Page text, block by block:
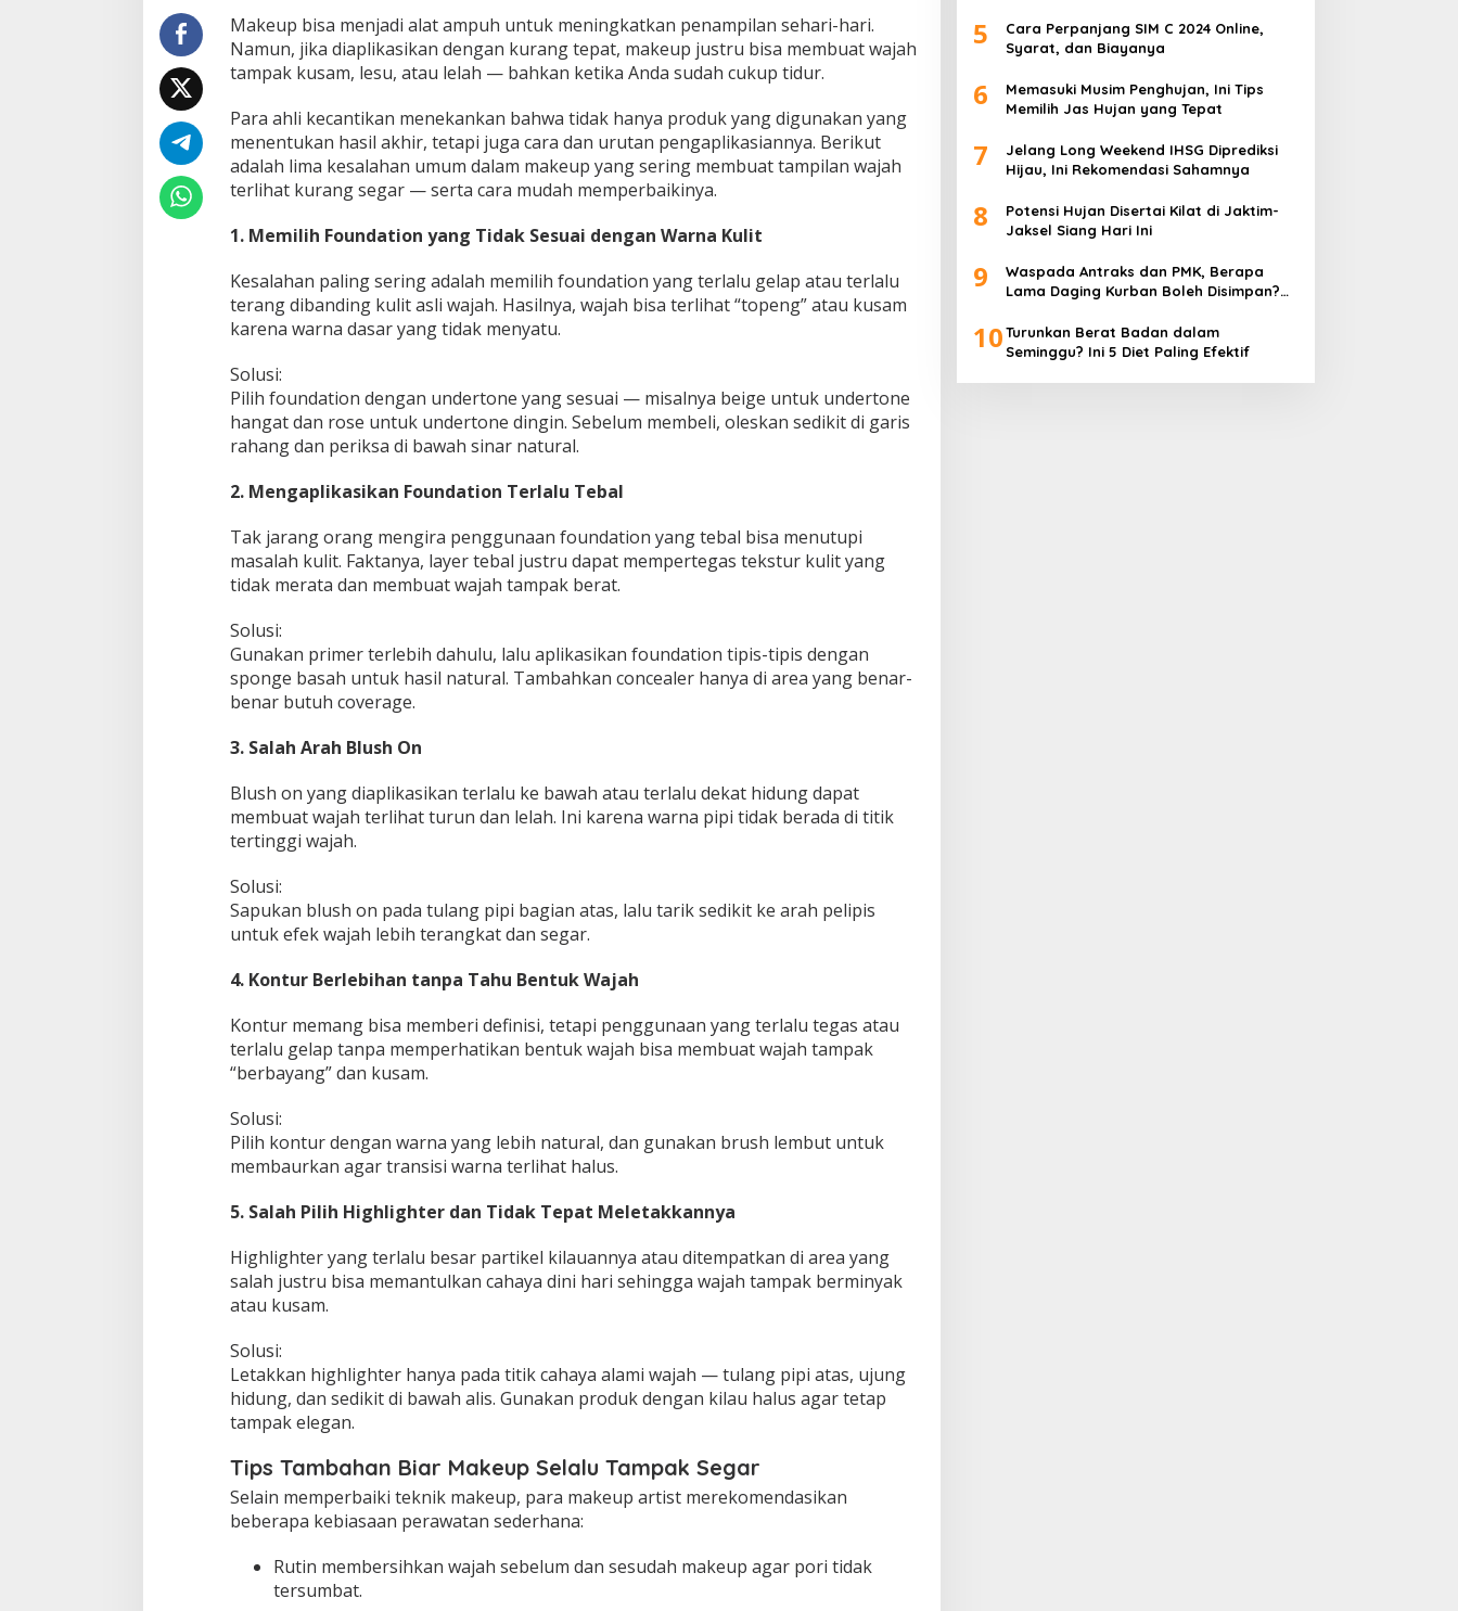
n
W
a
j
h
K
u
r
a
g
g
a
r
Makeup bisa menjadi alat ampuh untuk meningkatkan penampilan sehari-hari.
Namun, jika diaplikasikan dengan kurang tepat, makeup justru bisa membuat wajah
tampak kusam, lesu, atau lelah — bahkan ketika Anda sudah cukup tidur.
Para ahli kecantikan menekankan bahwa tidak hanya produk yang digunakan yang
menentukan hasil akhir, tetapi juga cara dan urutan pengaplikasiannya. Berikut
adalah lima kesalahan umum dalam makeup yang sering membuat tampilan wajah
terlihat kurang segar — serta cara mudah memperbaikinya.
1. Memilih Foundation yang Tidak Sesuai dengan Warna Kulit
Kesalahan paling sering adalah memilih foundation yang terlalu gelap atau terlalu
terang dibanding kulit asli wajah. Hasilnya, wajah bisa terlihat “topeng” atau kusam
karena warna dasar yang tidak menyatu.
Solusi:
Pilih foundation dengan undertone yang sesuai — misalnya beige untuk undertone
hangat dan rose untuk undertone dingin. Sebelum membeli, oleskan sedikit di garis
rahang dan periksa di bawah sinar natural.
2. Mengaplikasikan Foundation Terlalu Tebal
Tak jarang orang mengira penggunaan foundation yang tebal bisa menutupi
masalah kulit. Faktanya, layer tebal justru dapat mempertegas tekstur kulit yang
tidak merata dan membuat wajah tampak berat.
Solusi:
Gunakan primer terlebih dahulu, lalu aplikasikan foundation tipis-tipis dengan
sponge basah untuk hasil natural. Tambahkan concealer hanya di area yang benar-
benar butuh coverage.
3. Salah Arah Blush On
Blush on yang diaplikasikan terlalu ke bawah atau terlalu dekat hidung dapat
membuat wajah terlihat turun dan lelah. Ini karena warna pipi tidak berada di titik
tertinggi wajah.
Solusi:
Sapukan blush on pada tulang pipi bagian atas, lalu tarik sedikit ke arah pelipis
untuk efek wajah lebih terangkat dan segar.
4. Kontur Berlebihan tanpa Tahu Bentuk Wajah
Kontur memang bisa memberi definisi, tetapi penggunaan yang terlalu tegas atau
terlalu gelap tanpa memperhatikan bentuk wajah bisa membuat wajah tampak
“berbayang” dan kusam.
Solusi:
Pilih kontur dengan warna yang lebih natural, dan gunakan brush lembut untuk
membaurkan agar transisi warna terlihat halus.
5. Salah Pilih Highlighter dan Tidak Tepat Meletakkannya
Highlighter yang terlalu besar partikel kilauannya atau ditempatkan di area yang
salah justru bisa memantulkan cahaya dini hari sehingga wajah tampak berminyak
atau kusam.
Solusi:
Letakkan highlighter hanya pada titik cahaya alami wajah — tulang pipi atas, ujung
hidung, dan sedikit di bawah alis. Gunakan produk dengan kilau halus agar tetap
tampak elegan.
Tips Tambahan Biar Makeup Selalu Tampak Segar
Selain memperbaiki teknik makeup, para makeup artist merekomendasikan
beberapa kebiasaan perawatan sederhana:
Rutin membersihkan wajah sebelum dan sesudah makeup agar pori tidak
tersumbat.
5
Cara Perpanjang SIM C 2024 Online,
Syarat, dan Biayanya
6
Memasuki Musim Penghujan, Ini Tips
Memilih Jas Hujan yang Tepat
7
Jelang Long Weekend IHSG Diprediksi
Hijau, Ini Rekomendasi Sahamnya
8
Potensi Hujan Disertai Kilat di Jaktim-
Jaksel Siang Hari Ini
9
Waspada Antraks dan PMK, Berapa
Lama Daging Kurban Boleh Disimpan?
10Turunkan Berat Badan dalam
Seminggu? Ini 5 Diet Paling Efektif